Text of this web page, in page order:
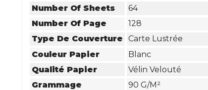
Number Of Sheets
64
Number Of Page
128
Type De Couverture
Carte Lustrée
Couleur Papier
Blanc
Qualité Papier
Vélin Velouté
Grammage
90 G/m²